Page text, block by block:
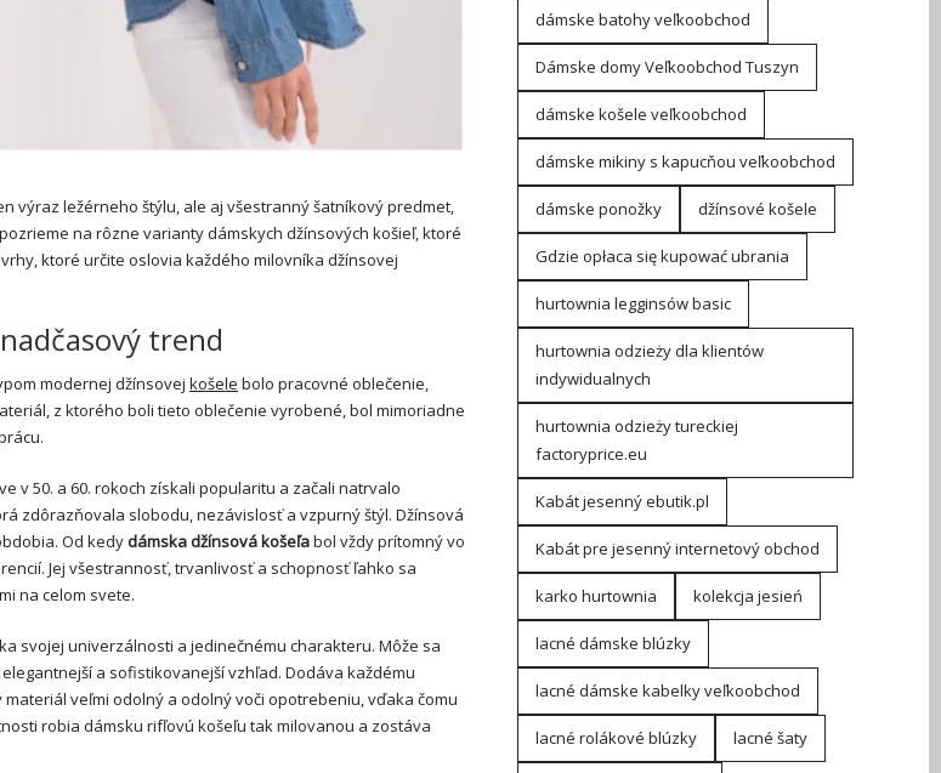
výraz ležérneho štýlu, ale aj všestranný šatníkový predmet,
na rôzne varianty dámskych džínsových košieľ, ktoré
ktoré určite oslovia každého milovníka džínsovej
trend
modernej džínsovej košele bolo pracovné oblečenie,
z ktorého boli tieto oblečenie vyrobené, bol mimoriadne
v 50. a 60. rokoch získali popularitu a začali natrvalo
zdôrazňovala slobodu, nezávislosť a vzpurný štýl. Džínsová
Od kedy dámska džínsová košeľabol vždy prítomný vo
Jej všestrannosť, trvanlivosť a schopnosť ľahko sa
na celom svete.
svojej univerzálnosti a jedinečnému charakteru. Môže sa
a sofistikovanejší vzhľad. Dodáva každému
veľmi odolný a odolný voči opotrebeniu, vďaka čomu
robia dámsku rifľovú košeľu tak milovanou a zostáva
dámske batohy veľkoobchod
Dámske domy Veľkoobchod Tuszyn
dámske košele veľkoobchod
dámske mikiny s kapucňou veľkoobchod
dámske ponožky džínsové košele
Gdzie opłaca się kupować ubrania
hurtownia legginsów basic
hurtownia odzieży dla klientów
indywidualnych
hurtownia odzieży tureckiej
factoryprice.eu
Kabát jesenný ebutik.pl
Kabát pre jesenný internetový obchod
karko hurtownia kolekcja jesień
lacné dámske blúzky
lacné dámske kabelky veľkoobchod
lacné rolákové blúzky lacné šaty